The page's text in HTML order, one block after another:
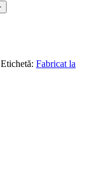
Etichetă: Fabricat la